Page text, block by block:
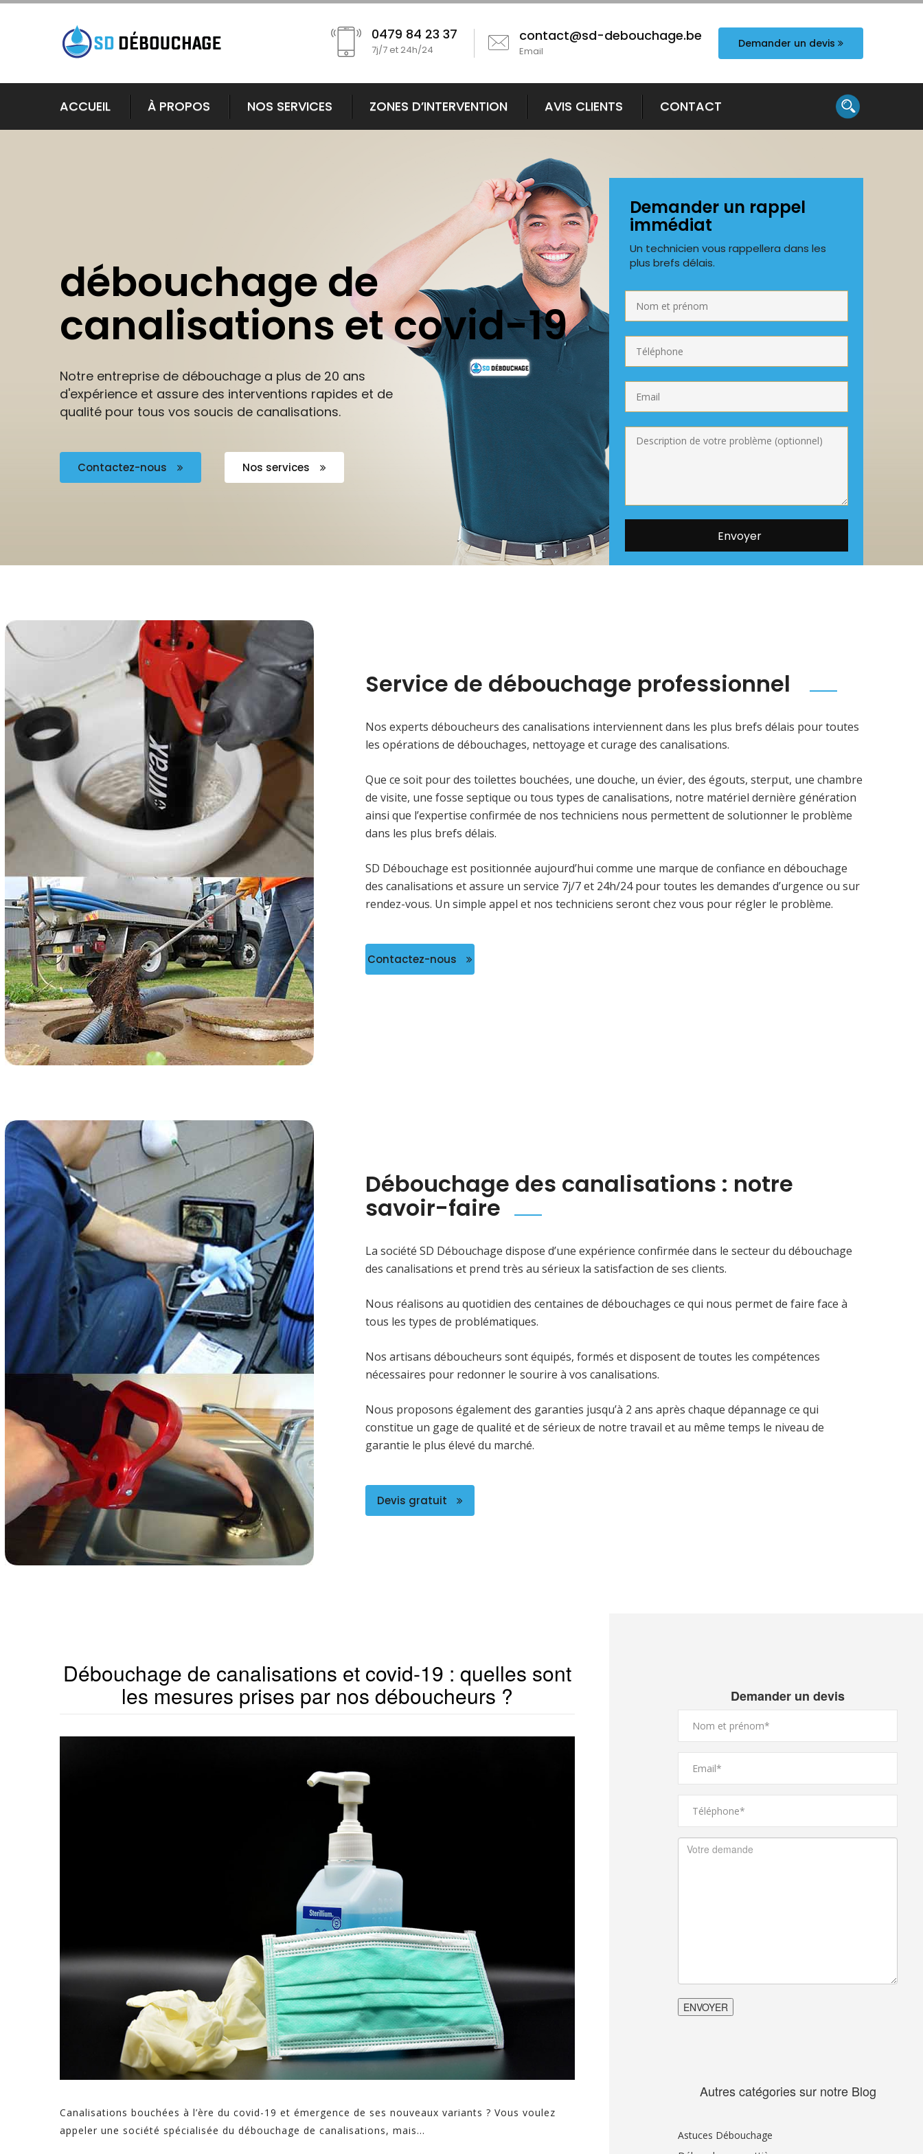
0479 84 23 37
7j/7 et 24h/24
contact@sd-debouchage.be
Email
Demander un devis
ACCUEIL À PROPOS NOS SERVICES ZONES D’INTERVENTION AVIS CLIENTS CONTACT
débouchage de
canalisations et covid-19
Notre entreprise de débouchage a plus de 20 ans
d'expérience et assure des interventions rapides et de
qualité pour tous vos soucis de canalisations.
Contactez-nous Nos services
Demander un rappel
immédiat
Un technicien vous rappellera dans les
plus brefs délais.
Service de débouchage professionnel
Nos experts déboucheurs des canalisations interviennent dans les plus brefs délais pour toutes
les opérations de débouchages, nettoyage et curage des canalisations.
Que ce soit pour des toilettes bouchées, une douche, un évier, des égouts, sterput, une chambre
de visite, une fosse septique ou tous types de canalisations, notre matériel dernière génération
ainsi que l’expertise confirmée de nos techniciens nous permettent de solutionner le problème
dans les plus brefs délais.
SD Débouchage est positionnée aujourd’hui comme une marque de confiance en débouchage
des canalisations et assure un service 7j/7 et 24h/24 pour toutes les demandes d’urgence ou sur
rendez-vous. Un simple appel et nos techniciens seront chez vous pour régler le problème.
Contactez-nous
Débouchage des canalisations : notre
savoir-faire
La société SD Débouchage dispose d’une expérience confirmée dans le secteur du débouchage
des canalisations et prend très au sérieux la satisfaction de ses clients.
Nous réalisons au quotidien des centaines de débouchages ce qui nous permet de faire face à
tous les types de problématiques.
Nos artisans déboucheurs sont équipés, formés et disposent de toutes les compétences
nécessaires pour redonner le sourire à vos canalisations.
Nous proposons également des garanties jusqu’à 2 ans après chaque dépannage ce qui
constitue un gage de qualité et de sérieux de notre travail et au même temps le niveau de
garantie le plus élevé du marché.
Devis gratuit
Débouchage de canalisations et covid-19 : quelles sont
les mesures prises par nos déboucheurs ?
Canalisations bouchées à l’ère du covid-19 et émergence de ses nouveaux variants ? Vous voulez
appeler une société spécialisée du débouchage de canalisations, mais...
Demander un devis
Autres catégories sur notre Blog
Astuces Débouchage